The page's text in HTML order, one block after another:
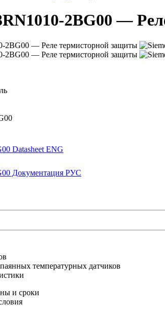
2BG00 —
Datasheet ENG
Документация РУС
температурных датчиков
и сроки